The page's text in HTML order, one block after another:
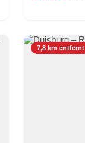
7,8 km entfernt